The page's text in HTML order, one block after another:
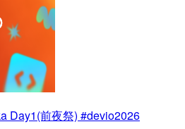
Day1(前夜祭) #devio2026